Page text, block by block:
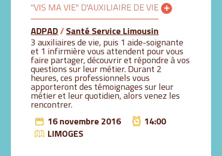
"VIS MA VIE" D'AUXILIAIRE DE VIE
ADPAD/Santé Service Limousin
3 auxiliaires de vie, puis 1 aide-soignante
et 1 infirmière vous attendent pour vous
faire partager, découvrir et répondre à vos
questions sur leur métier. Durant 2
heures, ces professionnels vous
apporteront des témoignages sur leur
métier et leur quotidien, alors venez les
rencontrer.
16 novembre 2016
14:00
LIMOGES